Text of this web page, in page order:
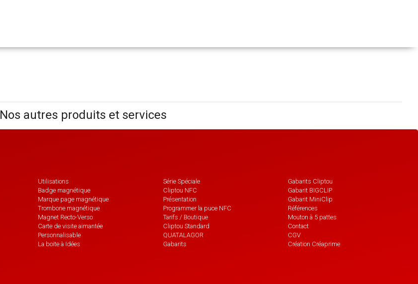
Nos autres produits et services
0681578431
Utilisations
Badge magnétique
Marque page magnétique
Trombone magnétique
Magnet Recto-Verso
Carte de visite aimantée
Personnalisable
La boite à Idées
Série Spéciale
Cliptou NFC
Présentation
Programmer la puce NFC
Tarifs / Boutique
Cliptou Standard
QUATALAGOR
Gabarits
Gabarits Cliptou
Gabarit BIGCLIP
Gabarit MiniClip
Références
Mouton à 5 pattes
Contact
CGV
Création Créaprime